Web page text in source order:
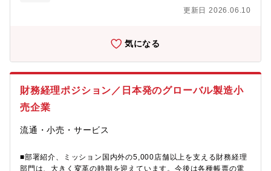
事を施工していただきます。■特注機器の設計、組立、試運転など
更新日 2026.06.10
気になる
財務経理ポジション／日本発のグローバル製造小
売企業
流通・小売・サービス
■部署紹介、ミッション国内外の5,000店舗以上を支える財務経理
部門は、大きく変革の時期を迎えています。今後は各種帳票の電